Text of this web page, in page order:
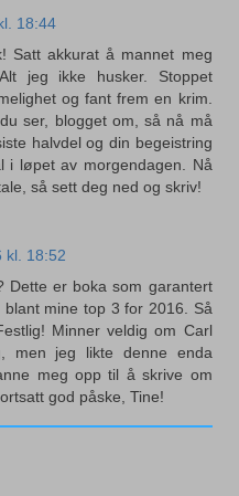
18:44
Satt akkurat å mannet meg
jeg ikke husker. Stoppet
og fant frem en krim.
ser, blogget om, så nå må
halvdel og din begeistring
i løpet av morgendagen. Nå
så sett deg ned og skriv!
kl. 18:52
Dette er boka som garantert
mine top 3 for 2016. Så
Minner veldig om Carl
men jeg likte denne enda
meg opp til å skrive om
god påske, Tine!